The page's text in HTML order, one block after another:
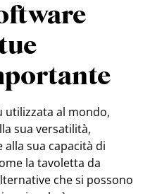
utilizzata al mondo,
sua versatilità,
sua capacità di
la tavoletta da
che si possono